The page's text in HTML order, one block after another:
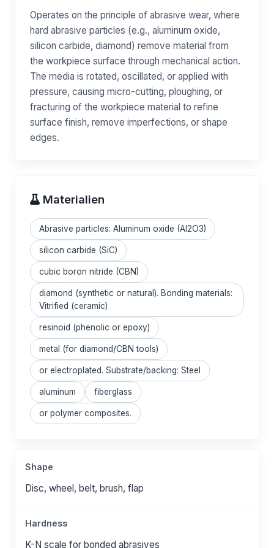
Operates on the principle of abrasive wear, where
hard abrasive particles (e.g., aluminum oxide,
silicon carbide, diamond) remove material from
the workpiece surface through mechanical action.
The media is rotated, oscillated, or applied with
pressure, causing micro-cutting, ploughing, or
fracturing of the workpiece material to refine
surface finish, remove imperfections, or shape
edges.
Materialien
Abrasive particles: Aluminum oxide (Al2O3)
silicon carbide (SiC)
cubic boron nitride (CBN)
diamond (synthetic or natural). Bonding materials:
Vitrified (ceramic)
resinoid (phenolic or epoxy)
metal (for diamond/CBN tools)
or electroplated. Substrate/backing: Steel
aluminum fiberglass
or polymer composites.
Shape
Disc, wheel, belt, brush, flap
Hardness
K-N scale for bonded abrasives